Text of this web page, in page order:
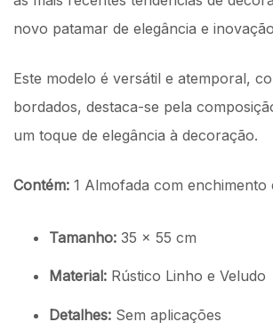
novo patamar de elegância e
Este modelo é versátil e atemporal,
bordados, destaca-se pela
um toque de elegância à decoração.
Contém: 1 Almofada com enchimento
Tamanho: 35 x 55 cm
Material: Rústico Linho e Veludo
Detalhes: Sem aplicações